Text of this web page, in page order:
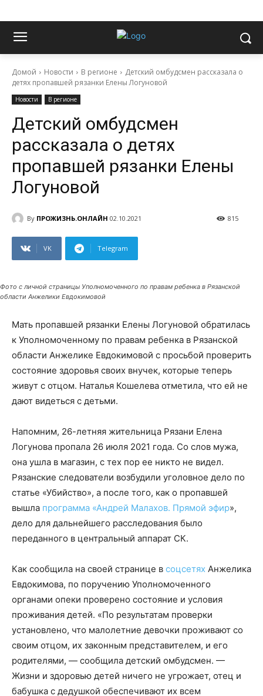
Домой Новости В регионе
Детский омбудсмен рассказала о
детях пропавшей рязанки Елены Логуновой
Новости В регионе
Детский омбудсмен
рассказала о детях
пропавшей рязанки Елены
Логуновой
By ПРОЖИЗНЬ.ОНЛАЙН 02.10.2021 815
VK Telegram
Фото с личной страницы Уполномоченного по правам ребенка в Рязанской
области Анжелики Евдокимовой
Мать пропавшей рязанки Елены Логуновой обратилась
к Уполномоченному по правам ребенка в Рязанской
области Анжелике Евдокимовой с просьбой проверить
состояние здоровья своих внучек, которые теперь
живут с отцом. Наталья Кошелева отметила, что ей не
дают видеться с детьми.
Напомним, 26-летняя жительница Рязани Елена
Логунова пропала 26 июля 2021 года. Со слов мужа,
она ушла в магазин, с тех пор ее никто не видел.
Рязанские следователи возбудили уголовное дело по
статье «Убийство», а после того, как о пропавшей
вышла программа «Андрей Малахов. Прямой эфир»,
дело для дальнейшего расследования было
переданного в центральный аппарат СК.
Как сообщила на своей странице в соцсетях Анжелика
Евдокимова, по поручению Уполномоченного
органами опеки проверено состояние и условия
проживания детей. «По результатам проверки
установлено, что малолетние девочки проживают со
своим отцом, их законным представителем, и его
родителями, — сообщила детский омбудсмен. —
Жизни и здоровью детей ничего не угрожает, отец и
бабушка с дедушкой обеспечивают их всем